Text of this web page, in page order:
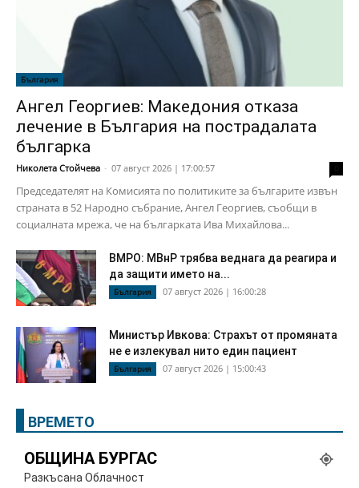
България
Ангел Георгиев: Македония отказа
лечение в България на пострадалата
българка
Николета Стойчева - 07 август 2026 | 17:00:57
Председателят на Комисията по политиките за българите извън
страната в 52 Народно събрание, Ангел Георгиев, съобщи в
социалната мрежа, че на българката Ива Михайлова...
ВМРО: МВнР трябва веднага да реагира и
да защити името на...
България 07 август 2026 | 16:00:28
Министър Ивкова: Страхът от промяната
не е излекувал нито един пациент
България 07 август 2026 | 15:00:43
ВРЕМЕТО
ОБЩИНА БУРГАС
Разкъсана Облачност